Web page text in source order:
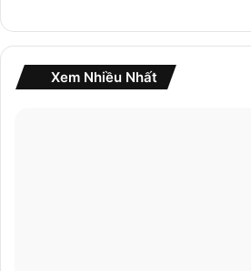
Xem Nhiều Nhất